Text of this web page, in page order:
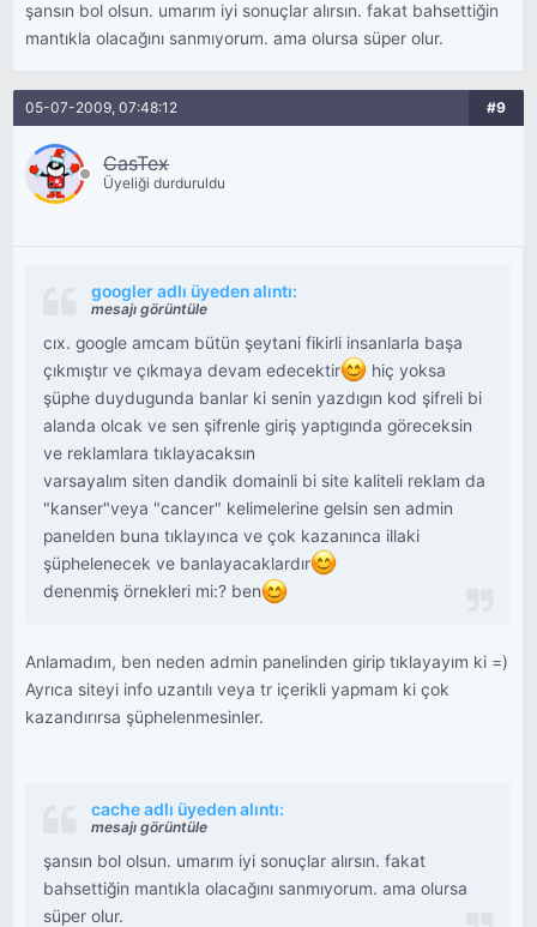
şansın bol olsun. umarım iyi sonuçlar alırsın. fakat bahsettiğin
mantıkla olacağını sanmıyorum. ama olursa süper olur.
05-07-2009, 07:48:12 #9
CasTex
Üyeliği durduruldu
googler adlı üyeden alıntı:
mesajı görüntüle
cıx. google amcam bütün şeytani fikirli insanlarla başa
çıkmıştır ve çıkmaya devam edecektir
hiç yoksa
şüphe duydugunda banlar ki senin yazdıgın kod şifreli bi
alanda olcak ve sen şifrenle giriş yaptıgında göreceksin
ve reklamlara tıklayacaksın
varsayalım siten dandik domainli bi site kaliteli reklam da
"kanser"veya "cancer" kelimelerine gelsin sen admin
panelden buna tıklayınca ve çok kazanınca illaki
şüphelenecek ve banlayacaklardır
denenmiş örnekleri mi:? ben
Anlamadım, ben neden admin panelinden girip tıklayayım ki =)
Ayrıca siteyi info uzantılı veya tr içerikli yapmam ki çok
kazandırırsa şüphelenmesinler.
cache adlı üyeden alıntı:
mesajı görüntüle
şansın bol olsun. umarım iyi sonuçlar alırsın. fakat
bahsettiğin mantıkla olacağını sanmıyorum. ama olursa
süper olur.